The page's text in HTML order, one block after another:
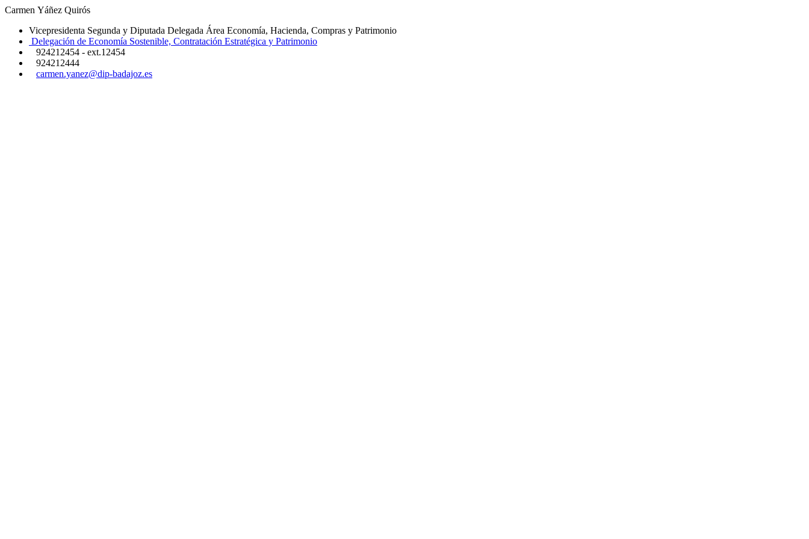
Carmen Yáñez Quirós
Vicepresidenta Segunda y Diputada Delegada Área Economía, Hacienda, Compras y Patrimonio
Delegación de Economía Sostenible, Contratación Estratégica y Patrimonio
924212454 - ext.12454
924212444
carmen.yanez@dip-badajoz.es